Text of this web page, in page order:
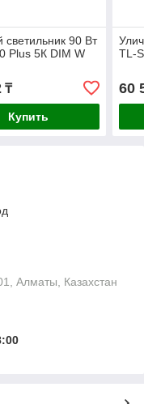
светильник 90 Вт
Plus 5К DIM W
₸
Купить
TL-
60
Алматы, Казахстан